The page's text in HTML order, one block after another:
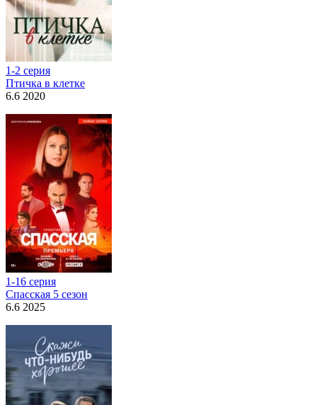
1-2 серия
Птичка в клетке
6.6 2020
1-16 серия
Спасская 5 сезон
6.6 2025